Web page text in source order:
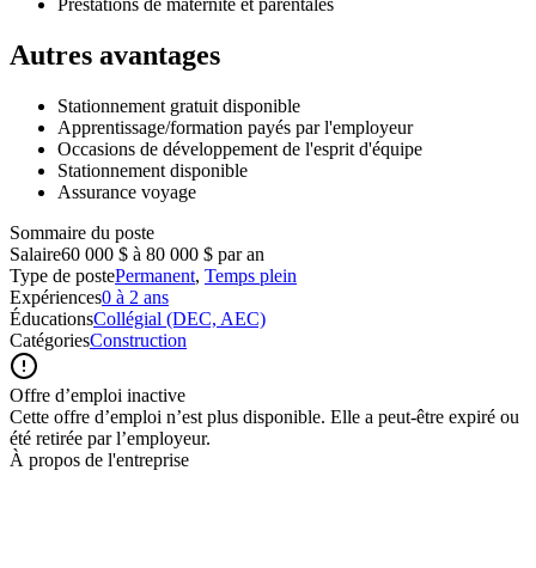
Prestations de maternité et parentales
Autres avantages
Stationnement gratuit disponible
Apprentissage/formation payés par l'employeur
Occasions de développement de l'esprit d'équipe
Stationnement disponible
Assurance voyage
Sommaire du poste
Salaire60 000 $ à 80 000 $ par an
Type de postePermanent, Temps plein
Expériences0 à 2 ans
ÉducationsCollégial (DEC, AEC)
CatégoriesConstruction
Offre d’emploi inactive
Cette offre d’emploi n’est plus disponible. Elle a peut-être expiré ou
été retirée par l’employeur.
À propos de l'entreprise